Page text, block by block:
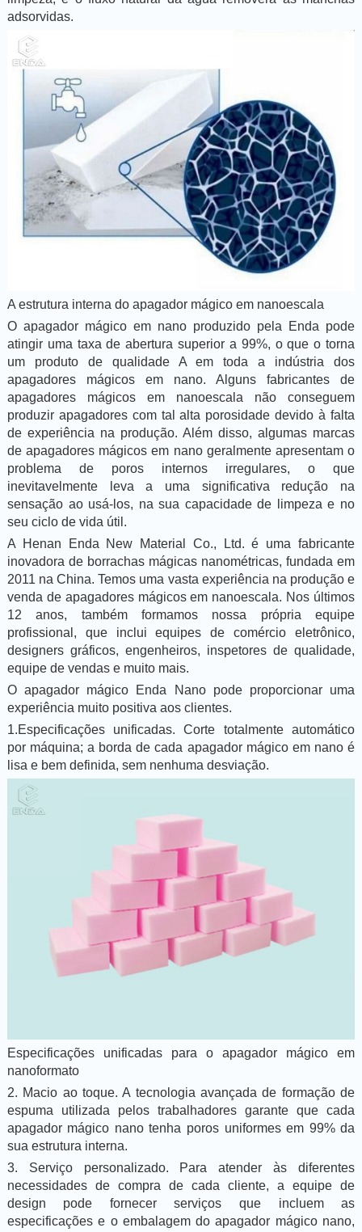
adsorvidas.
A estrutura interna do apagador mágico em nanoescala
O apagador mágico em nano produzido pela Enda pode
atingir uma taxa de abertura superior a 99%, o que o torna
um produto de qualidade A em toda a indústria dos
apagadores mágicos em nano. Alguns fabricantes de
apagadores mágicos em nanoescala não conseguem
produzir apagadores com tal alta porosidade devido à falta
de experiência na produção. Além disso, algumas marcas
de apagadores mágicos em nano geralmente apresentam o
problema de poros internos irregulares, o que
inevitavelmente leva a uma significativa redução na
sensação ao usá-los, na sua capacidade de limpeza e no
seu ciclo de vida útil.
A Henan Enda New Material Co., Ltd. é uma fabricante
inovadora de borrachas mágicas nanométricas, fundada em
2011 na China. Temos uma vasta experiência na produção e
venda de apagadores mágicos em nanoescala. Nos últimos
12 anos, também formamos nossa própria equipe
profissional, que inclui equipes de comércio eletrônico,
designers gráficos, engenheiros, inspetores de qualidade,
equipe de vendas e muito mais.
O apagador mágico Enda Nano pode proporcionar uma
experiência muito positiva aos clientes.
1.Especificações unificadas. Corte totalmente automático
por máquina; a borda de cada apagador mágico em nano é
lisa e bem definida, sem nenhuma desviação.
Especificações unificadas para o apagador mágico em
nanoformato
2. Macio ao toque. A tecnologia avançada de formação de
espuma utilizada pelos trabalhadores garante que cada
apagador mágico nano tenha poros uniformes em 99% da
sua estrutura interna.
3. Serviço personalizado. Para atender às diferentes
necessidades de compra de cada cliente, a equipe de
design pode fornecer serviços que incluem as
especificações e o embalagem do apagador mágico nano,